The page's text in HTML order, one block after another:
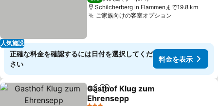
人気施設
Schilcherberg in Flammenまで19.8 km
ご家族向けの客室オプション
正確な料金を確認するには日付を選択してくだ
さい
料金を表示
シェアお気に入りに追加
Gasthof Klug zum
Ehrensepp